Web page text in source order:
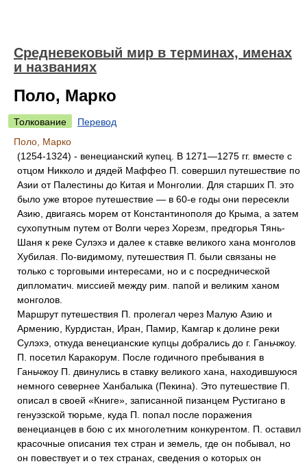
Средневековый мир в терминах, именах
и названиях
Поло, Марко
Толкование
Перевод
Поло, Марко
(1254-1324) - венецианский купец. В 1271—1275 гг. вместе с
отцом Никколо и дядей Маффео П. совершил путешествие по
Азии от Палестины до Китая и Монголии. Для старших П. это
было уже второе путешествие — в 60-е годы они пересекли
Азию, двигаясь морем от Константинополя до Крыма, а затем
сухопутным путем от Волги через Хорезм, предгорья Тянь-
Шаня к реке Сулэхэ и далее к ставке великого хана монголов
Хубилая. По-видимому, путешествия П. были связаны не
только с торговыми интересами, но и с посреднической
дипломатич. миссией между рим. папой и великим ханом
монголов.
Маршрут путешествия П. пролегал через Малую Азию и
Армению, Курдистан, Иран, Памир, Камгар к долине реки
Сулэхэ, откуда венецианские купцы добрались до г. Ганьчжоу.
П. посетил Каракорум. После годичного пребывания в
Ганьчжоу П. двинулись в ставку великого хана, находившуюся
немного севернее Ханбалыка (Пекина). Это путешествие П.
описал в своей «Книге», записанной пизанцем Рустигано в
генуэзской тюрьме, куда П. попал после поражения
венецианцев в бою с их многолетним конкурентом. П. оставил
красочные описания тех стран и земель, где он побывал, но
он повествует и о тех странах, сведения о которых он